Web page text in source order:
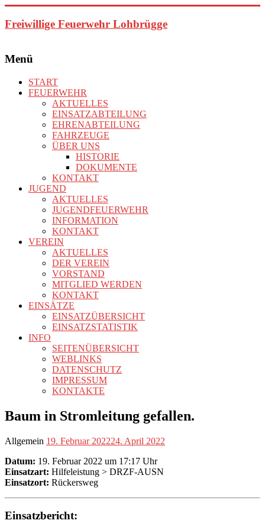
Inhalt
springen
Freiwillige Feuerwehr Lohbrügge
Menü
START
FEUERWEHR
AKTUELLES
EINSATZABTEILUNG
EHRENABTEILUNG
FAHRZEUGE
ÜBER UNS
HISTORIE
DOKUMENTE
KONTAKT
JUGEND
AKTUELLES
JUGENDFEUERWEHR
INFORMATION
KONTAKT
VEREIN
AKTUELLES
DER VEREIN
VORSTAND
MITGLIED WERDEN
KONTAKT
EINSÄTZE
EINSATZÜBERSICHT
EINSATZSTATISTIK
INFO
SEITENÜBERSICHT
WEBLINKS
DATENSCHUTZ
IMPRESSUM
KONTAKTE
Baum in Stromleitung gefallen.
Allgemein 19. Februar 202224. April 2022
Datum: 19. Februar 2022 um 17:17 Uhr
Einsatzart: Hilfeleistung > DRZF-AUSN
Einsatzort: Rückersweg
Einsatzbericht: